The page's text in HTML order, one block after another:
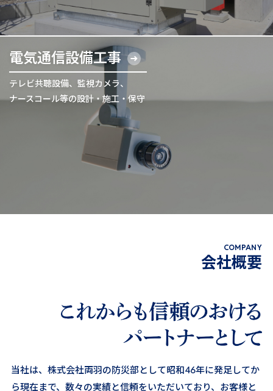
電気通信設備工事
テレビ共聴設備、監視カメラ、
ナースコール等の設計・施工・保守
COMPANY
会社概要
当社は、株式会社両羽の防災部として昭和46年に発足してか
ら現在まで、数々の実績と信頼をいただいており、 お客様と